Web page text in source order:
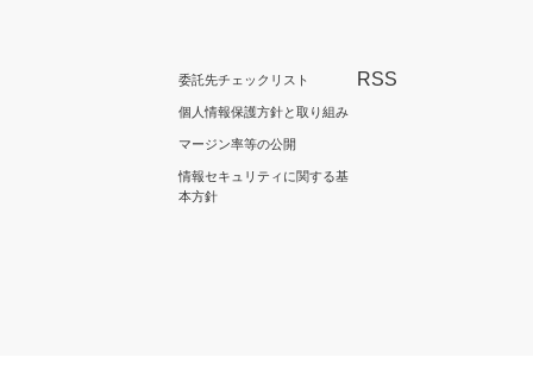
委託先チェックリスト
個人情報保護方針と取り組み
マージン率等の公開
情報セキュリティに関する基
本方針
RSS